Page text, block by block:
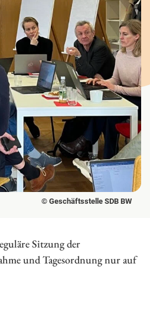
© Geschäftsstelle SDB BW
Sitzung der
und Tagesordnung nur auf